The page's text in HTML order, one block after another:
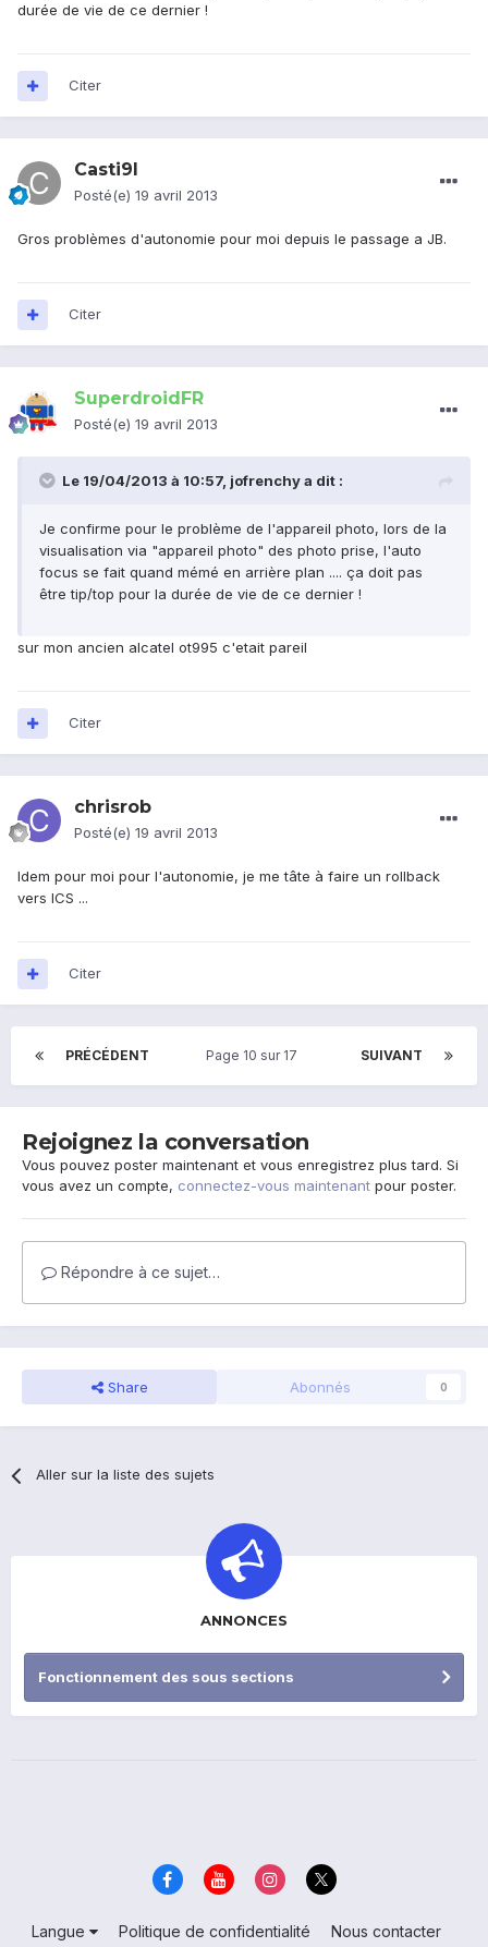
durée de vie de ce dernier !
Citer
Casti9l
Posté(e) 19 avril 2013
Gros problèmes d'autonomie pour moi depuis le passage a JB.
Citer
SuperdroidFR
Posté(e) 19 avril 2013
Le 19/04/2013 à 10:57, jofrenchy a dit :
Je confirme pour le problème de l'appareil photo, lors de la
visualisation via "appareil photo" des photo prise, l'auto
focus se fait quand mémé en arrière plan .... ça doit pas
être tip/top pour la durée de vie de ce dernier !
sur mon ancien alcatel ot995 c'etait pareil
Citer
chrisrob
Posté(e) 19 avril 2013
Idem pour moi pour l'autonomie, je me tâte à faire un rollback
vers ICS ...
Citer
PRÉCÉDENT SUIVANT
Page 10 sur 17
Rejoignez la conversation
Vous pouvez poster maintenant et vous enregistrez plus tard. Si
vous avez un compte, connectez-vous maintenant pour poster.
Répondre à ce sujet…
Share Abonnés 0
Aller sur la liste des sujets
ANNONCES
Fonctionnement des sous sections
Langue Politique de confidentialité
Nous contacter